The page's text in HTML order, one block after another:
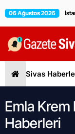
06 Ağustos 2026
Sivas
Emla
Haberleri